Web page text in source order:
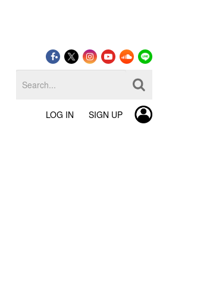
LOG IN SIGN UP